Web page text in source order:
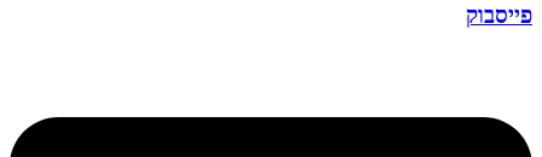
פייסבוק